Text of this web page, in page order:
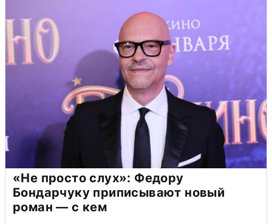
«Не просто слух»: Федору
Бондарчуку приписывают новый
роман — с кем